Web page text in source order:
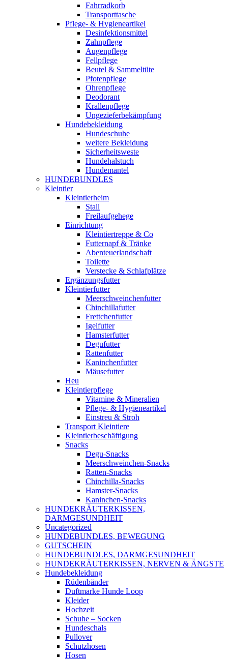
Fahrradkorb
Transporttasche
Pflege- & Hygieneartikel
Desinfektionsmittel
Zahnpflege
Augenpflege
Fellpflege
Beutel & Sammeltüte
Pfotenpflege
Ohrenpflege
Deodorant
Krallenpflege
Ungezieferbekämpfung
Hundebekleidung
Hundeschuhe
weitere Bekleidung
Sicherheitsweste
Hundehalstuch
Hundemantel
HUNDEBUNDLES
Kleintier
Kleintierheim
Stall
Freilaufgehege
Einrichtung
Kleintiertreppe & Co
Futternapf & Tränke
Abenteuerlandschaft
Toilette
Verstecke & Schlafplätze
Ergänzungsfutter
Kleintierfutter
Meerschweinchenfutter
Chinchillafutter
Frettchenfutter
Igelfutter
Hamsterfutter
Degufutter
Rattenfutter
Kaninchenfutter
Mäusefutter
Heu
Kleintierpflege
Vitamine & Mineralien
Pflege- & Hygieneartikel
Einstreu & Stroh
Transport Kleintiere
Kleintierbeschäftigung
Snacks
Degu-Snacks
Meerschweinchen-Snacks
Ratten-Snacks
Chinchilla-Snacks
Hamster-Snacks
Kaninchen-Snacks
HUNDEKRÄUTERKISSEN,
DARMGESUNDHEIT
Uncategorized
HUNDEBUNDLES, BEWEGUNG
GUTSCHEIN
HUNDEBUNDLES, DARMGESUNDHEIT
HUNDEKRÄUTERKISSEN, NERVEN & ÄNGSTE
Hundebekleidung
Rüdenbänder
Duftmarke Hunde Loop
Kleider
Hochzeit
Schuhe – Socken
Hundeschals
Pullover
Schutzhosen
Hosen